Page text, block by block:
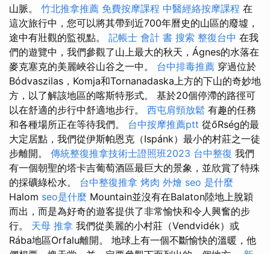
山脈。 竹北推拿推薦 免費按摩課程 中醫經絡按摩課程 在
這次旅行中，您可以將其帶到近700年曆史的山區的廢墟，
途中有壯觀的監視點。 記帳士 會計 書 搜索 整復台中 在我
們的遊覽中，我們參觀了山上最大的秋天，Ágnes的水落在
麥克塞克的美麗峽谷山谷之一中。 台中排毒推薦 穿過位於
Bódvaszilas，Komja和Tornanadaska上方的下山的奇妙地
方，以了解該地區的喀斯特形式。 基於20個停滯的路徑可
以在舒適的步行中舒適地步行。 西屯肩頸放鬆 有趣的任務
和各種場所正在等待我們。 台中按摩推薦ptt 從őRség的最
大定居點，我們從伊斯帕恩克（Ispánk）最小的村莊之一徒
步離開。 傳統整復推拿技術士證照班2023 台中整復 我們
有一個朝聖的塔卡吉葡萄酒區最巨大的景象，並欣賞了特殊
的採礦綠松水。 台中整復推拿 烤肉 外燴 seo 是什麼
Halom seo是什麼 Mountain並沒有在Balaton陸地上脫穎
而出，而是為好奇的遊客提供了非常愉快和令人興奮的步
行。 天母 推拿 我們從美麗的小村莊（Vendvidék）或
Rába地區Orfalu離開。 地球上有一個不斷愉快的溫暖，他